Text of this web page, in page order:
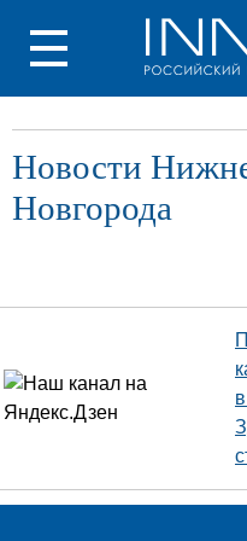
Новости
Новгорода
в